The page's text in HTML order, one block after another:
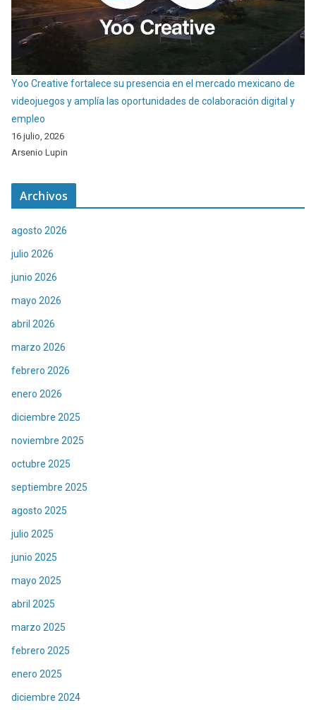
Yoo Creative fortalece su presencia en el mercado mexicano de
videojuegos y amplía las oportunidades de colaboración digital y
empleo
16 julio, 2026
Arsenio Lupin
Archivos
agosto 2026
julio 2026
junio 2026
mayo 2026
abril 2026
marzo 2026
febrero 2026
enero 2026
diciembre 2025
noviembre 2025
octubre 2025
septiembre 2025
agosto 2025
julio 2025
junio 2025
mayo 2025
abril 2025
marzo 2025
febrero 2025
enero 2025
diciembre 2024